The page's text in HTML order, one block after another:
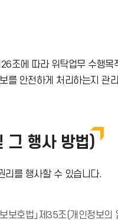
콘
26조에 따라 위탁업무 수
를 안전하게 처리하는지
그 행사 방법)
리를 행사할 수 있습니다.
보호법」제35조(개인정